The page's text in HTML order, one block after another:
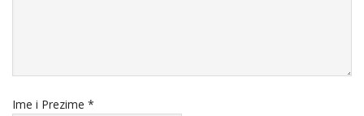
Ime i Prezime *